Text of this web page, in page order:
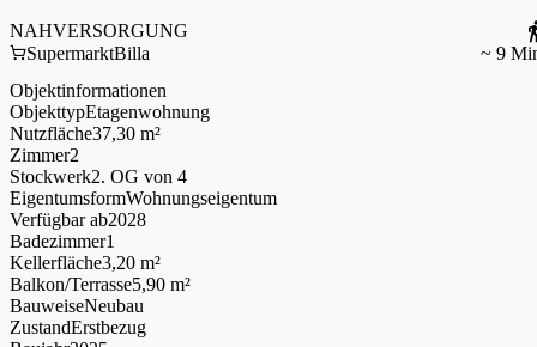
NAHVERSORGUNG
SupermarktBilla
~ 9
Objektinformationen
ObjekttypEtagenwohnung
Nutzfläche37,30 m²
Zimmer2
Stockwerk2. OG von 4
EigentumsformWohnungseigentum
Verfügbar ab2028
Badezimmer1
Kellerfläche3,20 m²
Balkon/Terrasse5,90 m²
BauweiseNeubau
ZustandErstbezug